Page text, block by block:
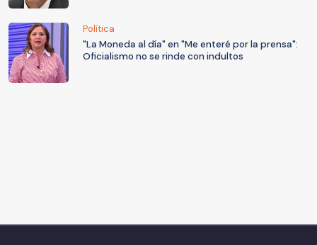
Política
"La Moneda al día" en "Me enteré por la prensa":
Oficialismo no se rinde con indultos